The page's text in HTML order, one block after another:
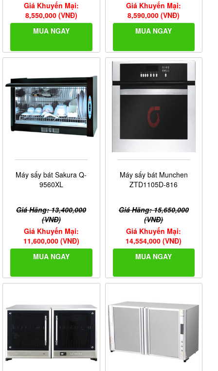
Giá Khuyến Mại:
8,550,000 (VNĐ)
MUA NGAY
Giá Khuyến Mại:
8,590,000 (VNĐ)
MUA NGAY
Máy sấy bát Sakura Q-
9560XL
Giá Hãng: 13,400,000
(VNĐ)
Giá Khuyến Mại:
11,600,000 (VNĐ)
MUA NGAY
Máy sấy bát Munchen
ZTD1105D-816
Giá Hãng: 15,650,000
(VNĐ)
Giá Khuyến Mại:
14,554,000 (VNĐ)
MUA NGAY